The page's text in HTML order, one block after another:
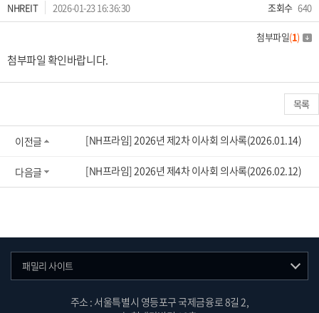
NHREIT 2026-01-23 16:36:30 조회수 640
첨부파일(1)
첨부파일 확인바랍니다.
목록
이전글 [NH프라임] 2026년 제2차 이사회 의사록(2026.01.14)
다음글 [NH프라임] 2026년 제4차 이사회 의사록(2026.02.12)
주소 : 서울특별시 영등포구 국제금융로 8길 2,
패밀리 사이트